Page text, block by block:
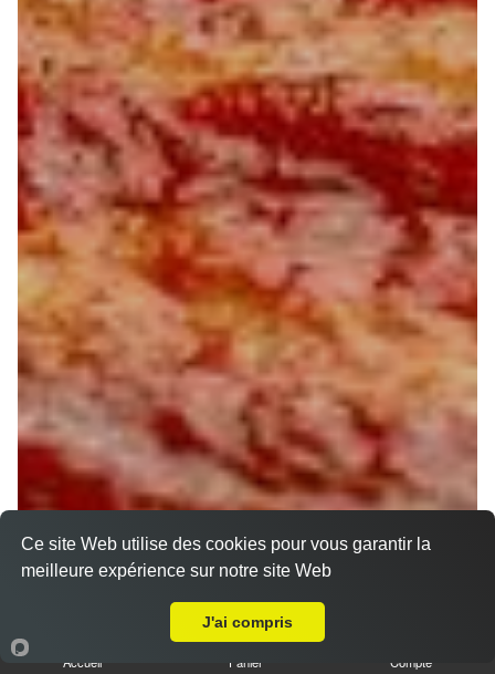
Accueil Panier Compte
Ce site Web utilise des cookies pour vous garantir la
meilleure expérience sur notre site Web
J'ai compris